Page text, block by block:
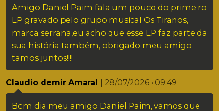
Amigo Daniel Paim fala um pouco do primeiro
LP gravado pelo grupo musical Os Tiranos,
marca serrana,eu acho que esse LP faz parte da
sua história também, obrigado meu amigo
tamos juntos!!!!
Claudio demir Amaral | 28/07/2026 • 09:49
Bom dia meu amigo Daniel Paim, vamos que